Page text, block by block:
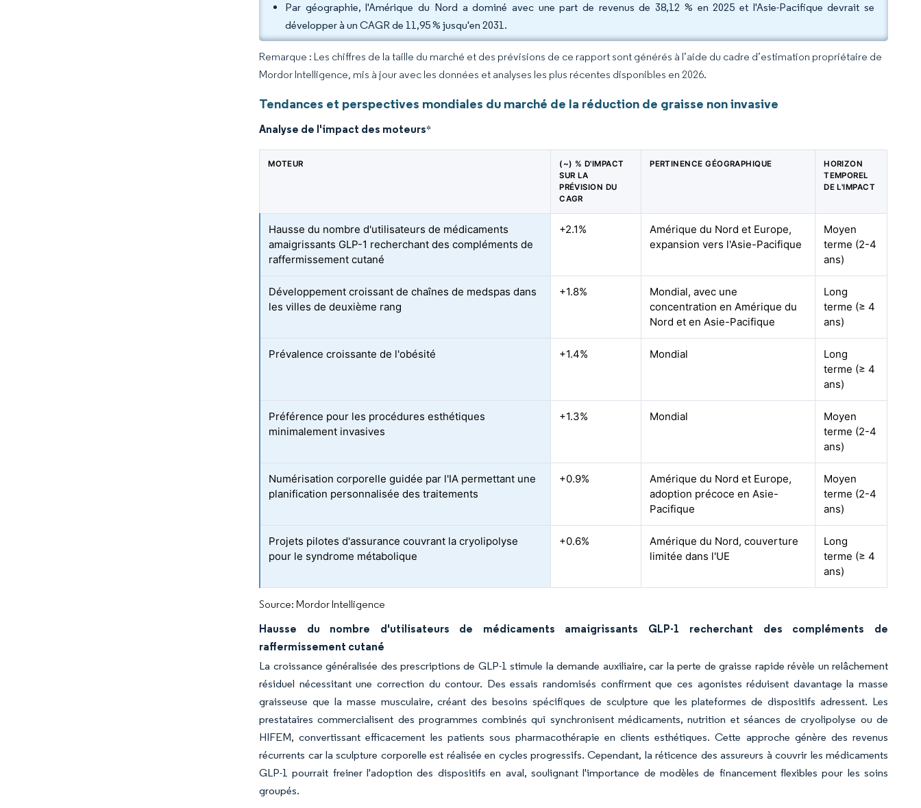
Par géographie, l'Amérique du Nord a dominé avec une part de revenus de 38,12 % en 2025 et l'Asie-Pacifique devrait se
développer à un CAGR de 11,95 % jusqu'en 2031.
Remarque : Les chiffres de la taille du marché et des prévisions de ce rapport sont générés à l’aide du cadre d’estimation propriétaire de
Mordor Intelligence, mis à jour avec les données et analyses les plus récentes disponibles en 2026.
Tendances et perspectives mondiales du marché de la réduction de graisse non invasive
Analyse de l'impact des moteurs*
MOTEUR
(~) % D'IMPACT
SUR LA
PRÉVISION DU
CAGR
PERTINENCE GÉOGRAPHIQUE
HORIZON
TEMPOREL
DE L'IMPACT
Hausse du nombre d'utilisateurs de médicaments
amaigrissants GLP-1 recherchant des compléments de
raffermissement cutané
+2.1%
Amérique du Nord et Europe,
expansion vers l'Asie-Pacifique
Moyen
terme (2-4
ans)
Développement croissant de chaînes de medspas dans
les villes de deuxième rang
+1.8%
Mondial, avec une
concentration en Amérique du
Nord et en Asie-Pacifique
Long
terme (≥ 4
ans)
Prévalence croissante de l'obésité +1.4% Mondial
Long
terme (≥ 4
ans)
Préférence pour les procédures esthétiques
minimalement invasives
+1.3% Mondial
Moyen
terme (2-4
ans)
Numérisation corporelle guidée par l'IA permettant une
planification personnalisée des traitements
+0.9%
Amérique du Nord et Europe,
adoption précoce en Asie-
Pacifique
Moyen
terme (2-4
ans)
Projets pilotes d'assurance couvrant la cryolipolyse
pour le syndrome métabolique
+0.6%
Amérique du Nord, couverture
limitée dans l'UE
Long
terme (≥ 4
ans)
Source: Mordor Intelligence
Hausse du nombre d'utilisateurs de médicaments amaigrissants GLP-1 recherchant des compléments de
raffermissement cutané
La croissance généralisée des prescriptions de GLP-1 stimule la demande auxiliaire, car la perte de graisse rapide révèle un relâchement
résiduel nécessitant une correction du contour. Des essais randomisés confirment que ces agonistes réduisent davantage la masse
graisseuse que la masse musculaire, créant des besoins spécifiques de sculpture que les plateformes de dispositifs adressent. Les
prestataires commercialisent des programmes combinés qui synchronisent médicaments, nutrition et séances de cryolipolyse ou de
HIFEM, convertissant efficacement les patients sous pharmacothérapie en clients esthétiques. Cette approche génère des revenus
récurrents car la sculpture corporelle est réalisée en cycles progressifs. Cependant, la réticence des assureurs à couvrir les médicaments
GLP-1 pourrait freiner l'adoption des dispositifs en aval, soulignant l'importance de modèles de financement flexibles pour les soins
groupés.